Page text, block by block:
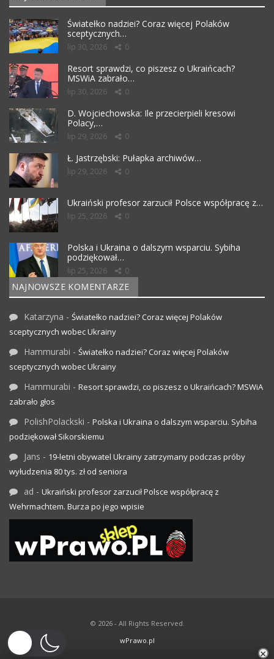
Światełko nadziei? Coraz więcej Polaków
sceptycznych…
lip 30, 2026 0
Resort sprawdzi, co piszesz o Ukraińcach?
MSWiA zabrało…
lip 30, 2026 0
D. Wojciechowska: Ile przecierpieli kresowi
Polacy,…
lip 29, 2026 0
Ł. Jastrzębski: Pułapka archiwów…
lip 29, 2026 0
Ukraiński profesor zarzucił Polsce współpracę z…
lip 25, 2026 0
Polska i Ukraina o dalszym wsparciu. Sybiha
podziękował…
lip 25, 2026 0
NAJNOWSZE KOMENTARZE
Katarzyna - Światełko nadziei? Coraz więcej Polaków
sceptycznych wobec Ukrainy
Hammurabi - Światełko nadziei? Coraz więcej Polaków
sceptycznych wobec Ukrainy
Hammurabi - Resort sprawdzi, co piszesz o Ukraińcach? MSWiA
zabrało głos
PolishPolackski - Polska i Ukraina o dalszym wsparciu. Sybiha
podziękował Sikorskiemu
Jans - 19-letni obywatel Ukrainy zatrzymany podczas próby
wyłudzenia 80 tys. zł od seniora
ad - Ukraiński profesor zarzucił Polsce współpracę z
Wehrmachtem. Burza po jego wpisie
© 2026 - All Rights Reserved.
wPrawo.pl
×